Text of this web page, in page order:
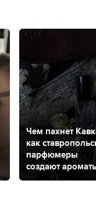
Чем пахнет
как
парфюмеры
создают
КМВ